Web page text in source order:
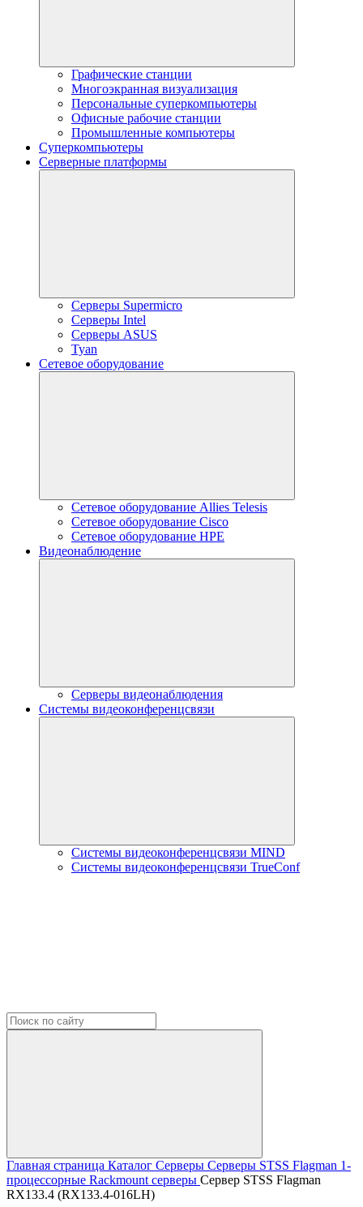
Графические станции
Многоэкранная визуализация
Персональные суперкомпьютеры
Офисные рабочие станции
Промышленные компьютеры
Суперкомпьютеры
Серверные платформы
Серверы Supermicro
Серверы Intel
Серверы ASUS
Tyan
Сетевое оборудование
Сетевое оборудование Allies Telesis
Сетевое оборудование Cisco
Сетевое оборудование HPE
Видеонаблюдение
Серверы видеонаблюдения
Системы видеоконференцсвязи
Системы видеоконференцсвязи MIND
Системы видеоконференцсвязи TrueConf
Главная страница Каталог Серверы Серверы STSS Flagman 1-
процессорные Rackmount серверы Сервер STSS Flagman
RX133.4 (RX133.4-016LH)